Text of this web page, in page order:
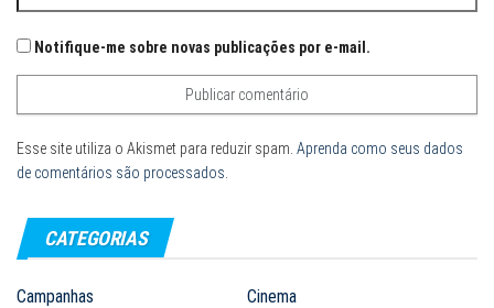
Notifique-me sobre novas publicações por e-mail.
Esse site utiliza o Akismet para reduzir spam. Aprenda como seus dados
de comentários são processados
CATEGORIAS
Campanhas
Cinema